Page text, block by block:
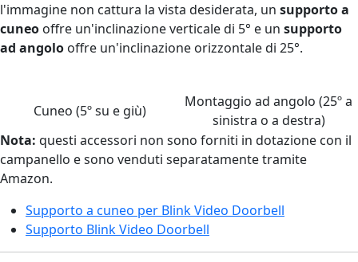
l'immagine non cattura la vista desiderata, un supporto a
cuneo offre un'inclinazione verticale di 5° e un supporto
ad angolo offre un'inclinazione orizzontale di 25°.
Cuneo (5º su e giù)
Montaggio ad angolo (25º a
sinistra o a destra)
Nota: questi accessori non sono forniti in dotazione con il
campanello e sono venduti separatamente tramite
Amazon.
Supporto a cuneo per Blink Video Doorbell
Supporto Blink Video Doorbell